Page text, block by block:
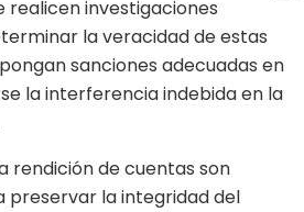
realicen investigaciones
la veracidad de estas
sanciones adecuadas en
la interferencia indebida en la
rendición de cuentas son
preservar la integridad del